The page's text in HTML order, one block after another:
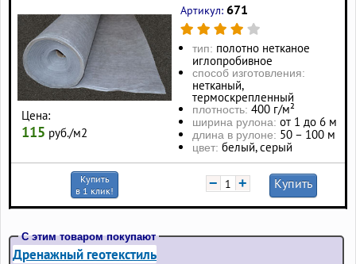
Цена:
115 руб./м2
Артикул: 671
тип: полотно нетканое
иглопробивное
способ изготовления:
нетканый,
термоскрепленный
плотность: 400 г/м²
ширина рулона: от 1 до 6 м
длина в рулоне: 50 – 100 м
цвет: белый, серый
Купить
в 1 клик!
− + Купить
С этим товаром покупают
Дренажный геотекстиль